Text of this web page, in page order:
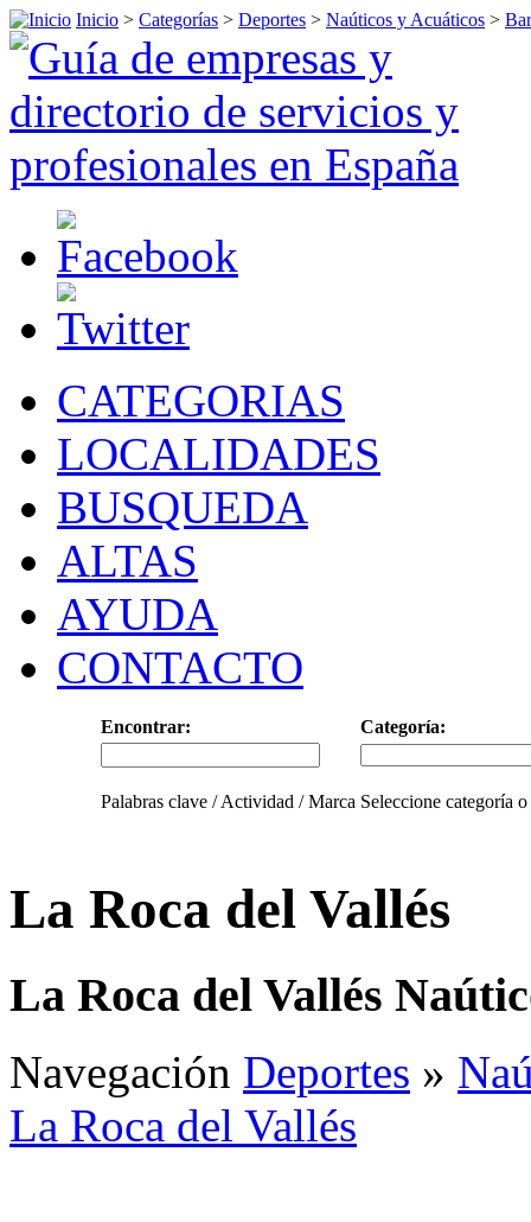
Inicio > Categorías > Deportes > Naúticos y Acuáticos >
CATEGORIAS
LOCALIDADES
BUSQUEDA
ALTAS
AYUDA
CONTACTO
Encontrar: Categoría:
Palabras clave / Actividad / Marca Seleccione categoría
La Roca del Vallés
La Roca del Vallés
Navegación Deportes »
La Roca del Vallés